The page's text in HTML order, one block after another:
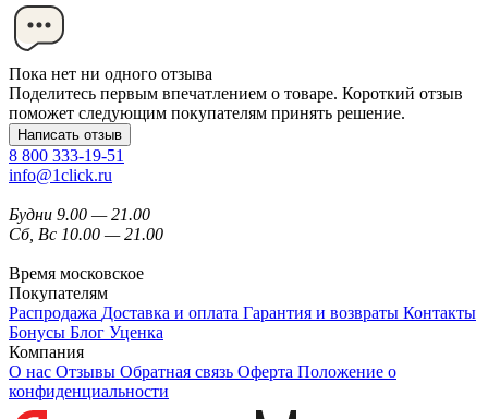
Пока нет ни одного отзыва
Поделитесь первым впечатлением о товаре. Короткий отзыв
поможет следующим покупателям принять решение.
Написать отзыв
8 800 333-19-51
info@1click.ru
Будни 9.00 — 21.00
Сб, Вс 10.00 — 21.00
Время московское
Покупателям
Распродажа Доставка и оплата Гарантия и возвраты Контакты
Бонусы Блог Уценка
Компания
О нас Отзывы Обратная связь Оферта Положение о
конфиденциальности